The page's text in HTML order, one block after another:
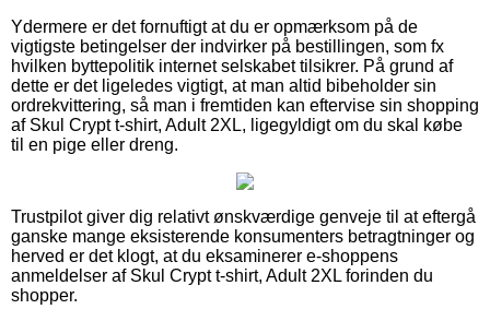
Ydermere er det fornuftigt at du er opmærksom på de
vigtigste betingelser der indvirker på bestillingen, som fx
hvilken byttepolitik internet selskabet tilsikrer. På grund af
dette er det ligeledes vigtigt, at man altid bibeholder sin
ordrekvittering, så man i fremtiden kan eftervise sin shopping
af Skul Crypt t-shirt, Adult 2XL, ligegyldigt om du skal købe
til en pige eller dreng.
Trustpilot giver dig relativt ønskværdige genveje til at eftergå
ganske mange eksisterende konsumenters betragtninger og
herved er det klogt, at du eksaminerer e-shoppens
anmeldelser af Skul Crypt t-shirt, Adult 2XL forinden du
shopper.